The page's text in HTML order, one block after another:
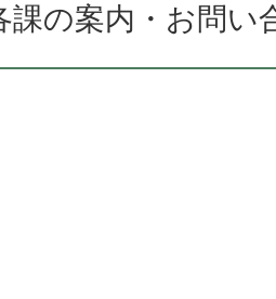
課の案内・お問い